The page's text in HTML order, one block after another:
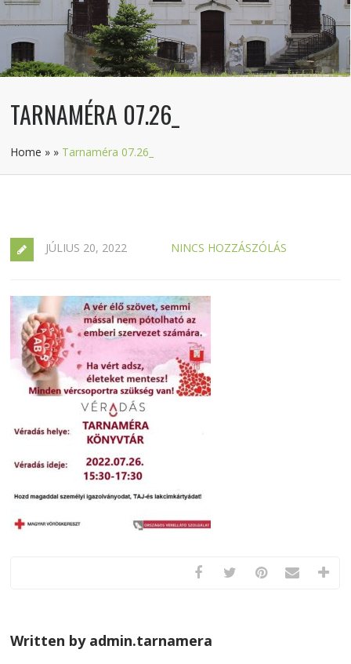
TARNAMÉRA 07.26_
Home » » Tarnaméra 07.26_
JÚLIUS 20, 2022 NINCS HOZZÁSZÓLÁS
Written by admin.tarnamera